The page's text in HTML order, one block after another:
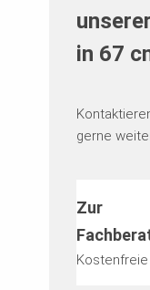
in 67
gerne
Zur